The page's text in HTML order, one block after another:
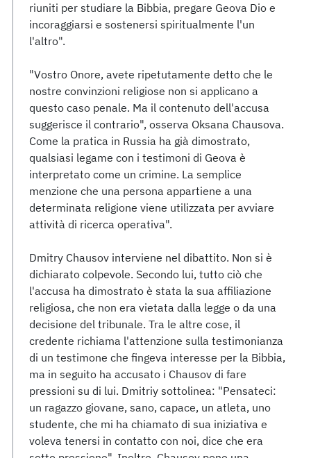
riuniti per studiare la Bibbia, pregare Geova Dio e
incoraggiarsi e sostenersi spiritualmente l'un
l'altro".
"Vostro Onore, avete ripetutamente detto che le
nostre convinzioni religiose non si applicano a
questo caso penale. Ma il contenuto dell'accusa
suggerisce il contrario", osserva Oksana Chausova.
Come la pratica in Russia ha già dimostrato,
qualsiasi legame con i testimoni di Geova è
interpretato come un crimine. La semplice
menzione che una persona appartiene a una
determinata religione viene utilizzata per avviare
attività di ricerca operativa".
Dmitry Chausov interviene nel dibattito. Non si è
dichiarato colpevole. Secondo lui, tutto ciò che
l'accusa ha dimostrato è stata la sua affiliazione
religiosa, che non era vietata dalla legge o da una
decisione del tribunale. Tra le altre cose, il
credente richiama l'attenzione sulla testimonianza
di un testimone che fingeva interesse per la Bibbia,
ma in seguito ha accusato i Chausov di fare
pressioni su di lui. Dmitriy sottolinea: "Pensateci:
un ragazzo giovane, sano, capace, un atleta, uno
studente, che mi ha chiamato di sua iniziativa e
voleva tenersi in contatto con noi, dice che era